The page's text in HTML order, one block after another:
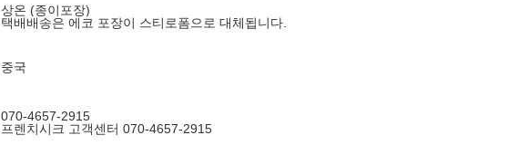
상온 (종이포장)
택배배송은 에코 포장이 스티로폼으로 대체됩니다.
중국
070-4657-2915
프렌치시크 고객센터 070-4657-2915